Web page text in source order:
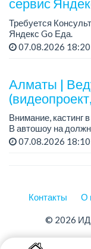
сервис
Требуется
Яндекс Go Еда.
Условия: работа в
07.08.2026 18:20
Алматы |
Внимание, кастинг
В автошоу на
парни. А также авто
07.08.2026 18:10
Контакты О
© 2026 ИД